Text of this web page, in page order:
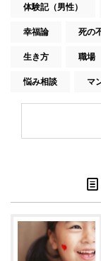
体験記（男性）
幸福論 死の
生き方 職場
悩み相談 マ